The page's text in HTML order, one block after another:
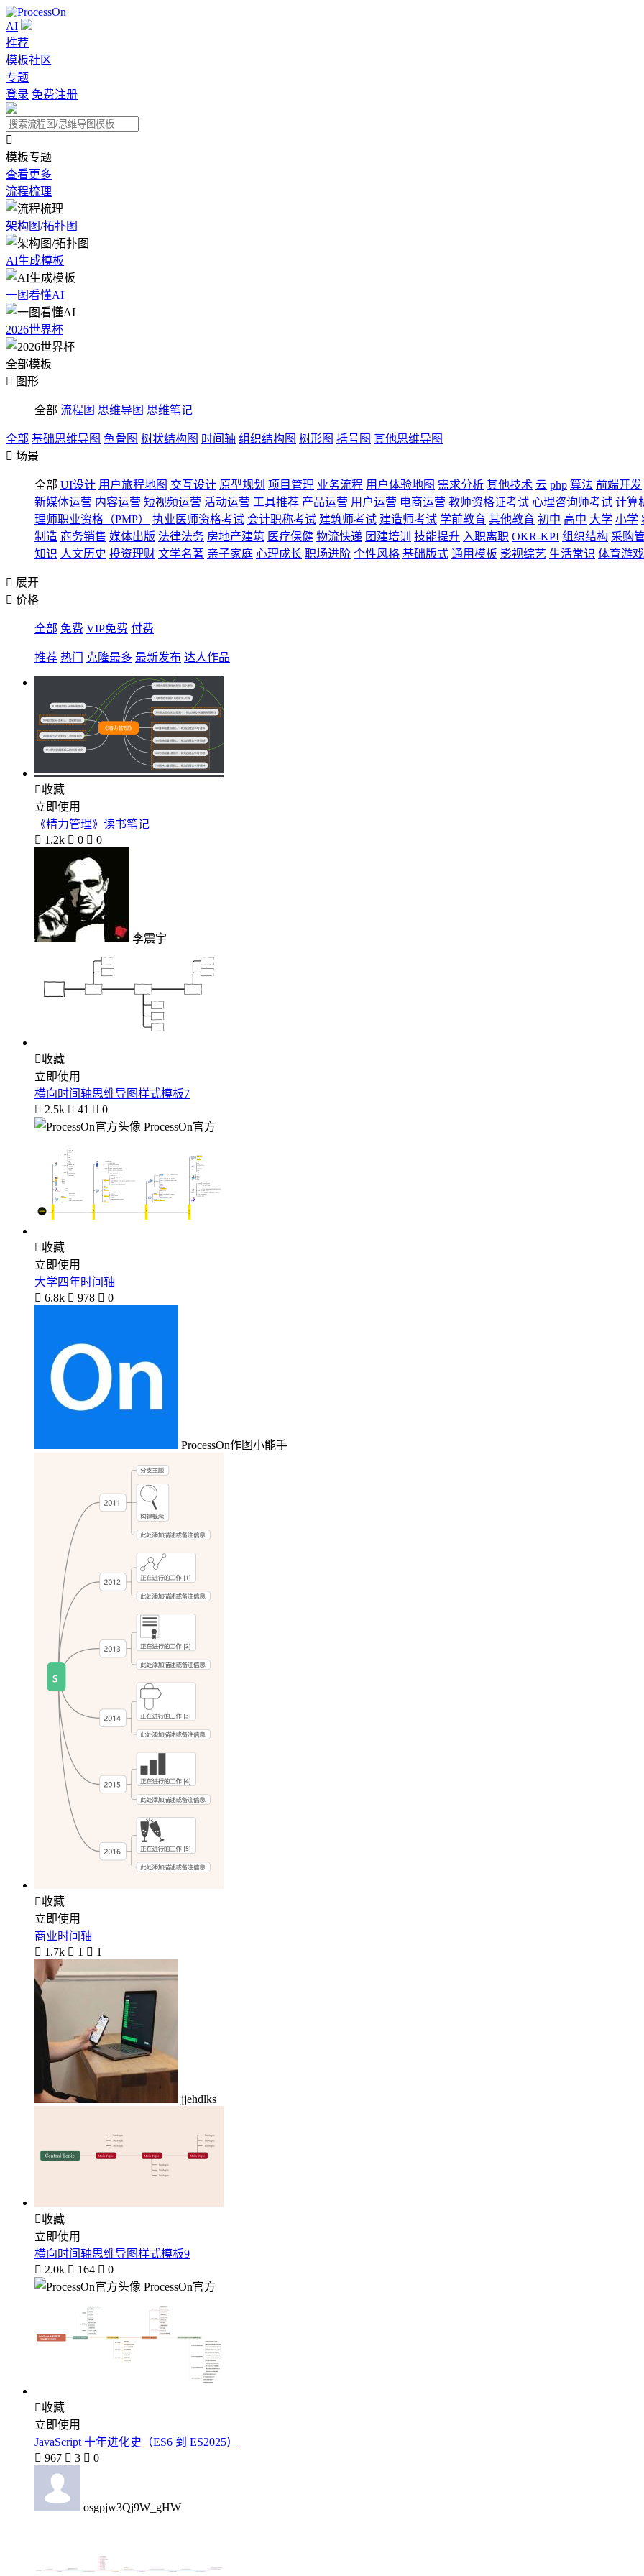
AI
推荐
模板社区
专题
登录 免费注册

模板专题
查看更多
流程梳理
架构图/拓扑图
AI生成模板
一图看懂AI
2026世界杯
全部模板
 图形
全部 流程图 思维导图 思维笔记
全部 基础思维导图 鱼骨图 树状结构图 时间轴 组织结构图 树形图 括号图 其他思维导图
 场景
全部 UI设计 用户旅程地图 交互设计 原型规划 项目管理 业务流程 用户体验地图 需求分析 其他技术 云 php 算法 前端开发
新媒体运营 内容运营 短视频运营 活动运营 工具推荐 产品运营 用户运营 电商运营 教师资格证考试 心理咨询师考试 计算
理师职业资格（PMP）
执业医师资格考试 会计职称考试 建筑师考试 建造师考试 学前教育 其他教育 初中 高中 大学 小学
制造 商务销售 媒体出版 法律法务 房地产建筑 医疗保健 物流快递 团建培训 技能提升 入职离职 OKR-KPI 组织结构 采购
知识 人文历史 投资理财 文学名著 亲子家庭 心理成长 职场进阶 个性风格 基础版式 通用模板 影视综艺 生活常识 体育游戏
 展开
 价格
全部 免费 VIP免费 付费
推荐 热门 克隆最多 最新发布 达人作品
收藏
立即使用
《精力管理》读书笔记
 1.2k  0  0
李震宇
收藏
立即使用
横向时间轴思维导图样式模板7
 2.5k  41  0
ProcessOn官方
收藏
立即使用
大学四年时间轴
 6.8k  978  0
ProcessOn作图小能手
收藏
立即使用
商业时间轴
 1.7k  1  1
jjehdlks
收藏
立即使用
横向时间轴思维导图样式模板9
 2.0k  164  0
ProcessOn官方
收藏
立即使用
JavaScript 十年进化史（ES6 到 ES2025）
 967  3  0
osgpjw3Qj9W_gHW